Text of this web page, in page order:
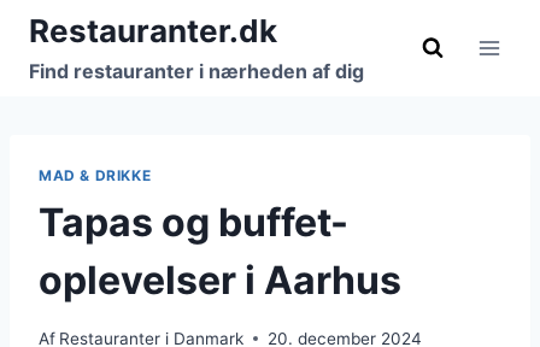
Fortsæt
indhold
Restauranter.dk
Find restauranter i nærheden af dig
MAD & DRIKKE
Tapas og buffet-
oplevelser i Aarhus
Af Restauranter i Danmark 20. december 2024